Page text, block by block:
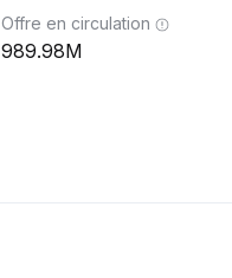
Offre en circulation
989.98M